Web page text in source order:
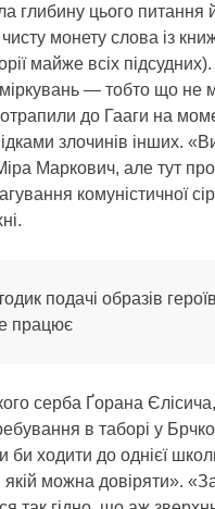
глибину цього
монету слова із
майже всіх
— тобто що не
до Гааги на
злочинів інших.
Маркович, але тут
комуністичної
подачі образів
працює
серба Ґорана
в таборі у
би ходити до однієї
можна довіряти».